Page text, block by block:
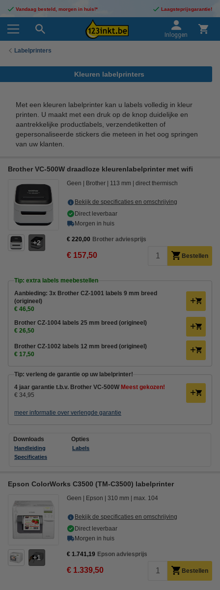
Vandaag besteld, morgen in huis!* Laagsteprijsgarantie!
Inloggen
Labelprinters
Kleuren labelprinters
Met een kleuren labelprinter kan u labels volledig in kleur
printen. U maakt met een druk op de knop duidelijke en
aantrekkelijke productlabels, verzendetiketten of
gepersonaliseerde stickers die meteen in het oog springen
van uw klanten.
Brother VC-500W draadloze kleurenlabelprinter met wifi
2
Geen Brother 113 mm direct thermisch
Bekijk de specificaties en omschrijving
Direct leverbaar
Morgen in huis
€ 220,00 Brother adviesprijs
€ 157,50 Bestellen
Tip: extra labels meebestellen
Aanbieding: 3x Brother CZ-1001 labels 9 mm breed
(origineel)
€ 46,50
Brother CZ-1004 labels 25 mm breed (origineel)
€ 26,50
Brother CZ-1002 labels 12 mm breed (origineel)
€ 17,50
Tip: verleng de garantie op uw labelprinter!
4 jaar garantie t.b.v. Brother VC-500W Meest gekozen!
€ 34,95
meer informatie over verlengde garantie
Downloads
Handleiding
Specificaties
Opties
Labels
Epson ColorWorks C3500 (TM-C3500) labelprinter
1
Geen Epson 310 mm max. 104
Bekijk de specificaties en omschrijving
Direct leverbaar
Morgen in huis
€ 1.741,19 Epson adviesprijs
€ 1.339,50 Bestellen